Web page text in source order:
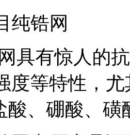
纯锆网
具有惊人的
度等特性，尤
酸、硼酸、